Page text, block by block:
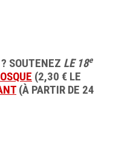
SOUTENEZ LE 18e
(2,30 € LE
(À PARTIR DE 24